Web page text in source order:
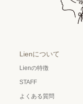
Lienについて
Lienの特徴
STAFF
よくある質問